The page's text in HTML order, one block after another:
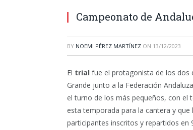
Campeonato de
BY NOEMI PÉREZ MARTÍNEZ ON 13/12/2023
El trial fue el protagonista de los dos
Grande junto a la Federación
el turno de los más pequeños, con el
esta temporada para la cantera y
participantes inscritos y repartidos en